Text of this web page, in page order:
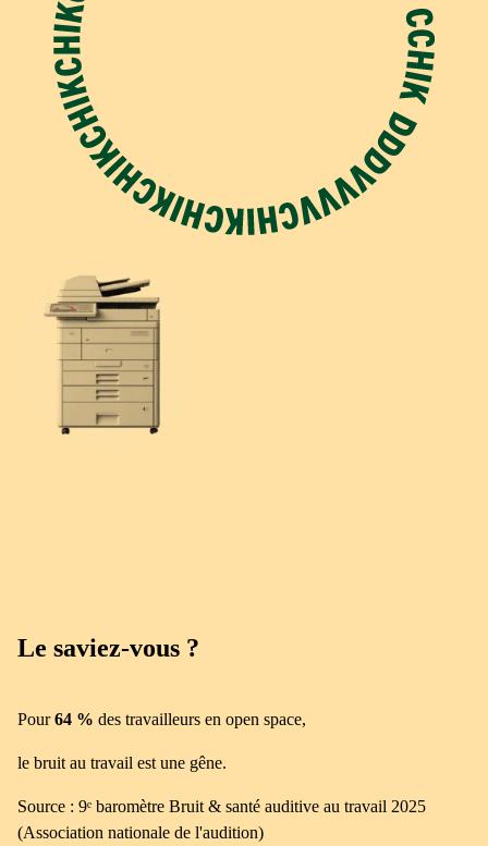
Le saviez-vous ?
Pour64 % des travailleurs en open space,
le bruit au travail est une gêne.
Source : 9ᵉ baromètre Bruit & santé auditive au travail 2025
(Association nationale de l'audition)